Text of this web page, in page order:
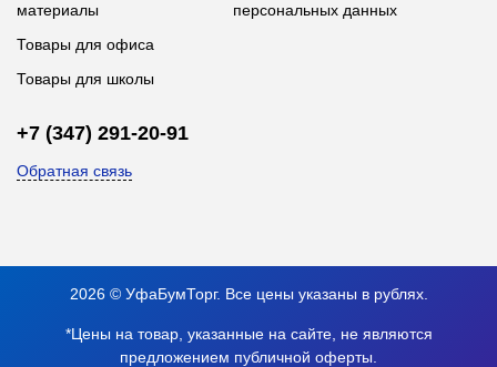
материалы
Товары для офиса
Товары для школы
персональных данных
+7 (347) 291-20-91
Обратная связь
2026 © УфаБумТорг. Все цены указаны в рублях.
*Цены на товар, указанные на сайте, не являются
предложением публичной оферты.